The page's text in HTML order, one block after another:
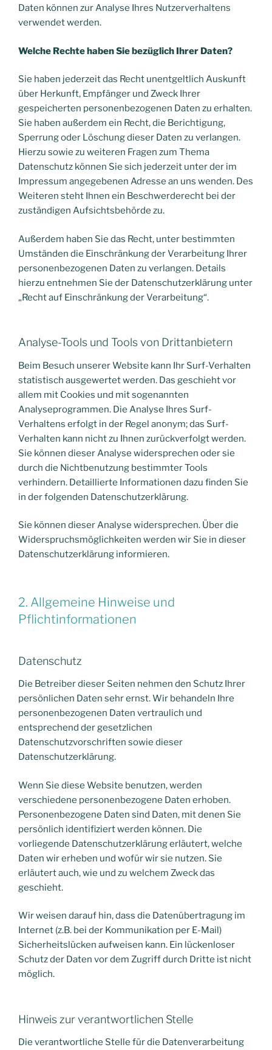
Daten können zur Analyse Ihres Nutzerverhaltens
verwendet werden.
Welche Rechte haben Sie bezüglich Ihrer Daten?
Sie haben jederzeit das Recht unentgeltlich Auskunft
über Herkunft, Empfänger und Zweck Ihrer
gespeicherten personenbezogenen Daten zu erhalten.
Sie haben außerdem ein Recht, die Berichtigung,
Sperrung oder Löschung dieser Daten zu verlangen.
Hierzu sowie zu weiteren Fragen zum Thema
Datenschutz können Sie sich jederzeit unter der im
Impressum angegebenen Adresse an uns wenden. Des
Weiteren steht Ihnen ein Beschwerderecht bei der
zuständigen Aufsichtsbehörde zu.
Außerdem haben Sie das Recht, unter bestimmten
Umständen die Einschränkung der Verarbeitung Ihrer
personenbezogenen Daten zu verlangen. Details
hierzu entnehmen Sie der Datenschutzerklärung unter
„Recht auf Einschränkung der Verarbeitung“.
Analyse-Tools und Tools von Drittanbietern
Beim Besuch unserer Website kann Ihr Surf-Verhalten
statistisch ausgewertet werden. Das geschieht vor
allem mit Cookies und mit sogenannten
Analyseprogrammen. Die Analyse Ihres Surf-
Verhaltens erfolgt in der Regel anonym; das Surf-
Verhalten kann nicht zu Ihnen zurückverfolgt werden.
Sie können dieser Analyse widersprechen oder sie
durch die Nichtbenutzung bestimmter Tools
verhindern. Detaillierte Informationen dazu finden Sie
in der folgenden Datenschutzerklärung.
Sie können dieser Analyse widersprechen. Über die
Widerspruchsmöglichkeiten werden wir Sie in dieser
Datenschutzerklärung informieren.
2. Allgemeine Hinweise und
Pflichtinformationen
Datenschutz
Die Betreiber dieser Seiten nehmen den Schutz Ihrer
persönlichen Daten sehr ernst. Wir behandeln Ihre
personenbezogenen Daten vertraulich und
entsprechend der gesetzlichen
Datenschutzvorschriften sowie dieser
Datenschutzerklärung.
Wenn Sie diese Website benutzen, werden
verschiedene personenbezogene Daten erhoben.
Personenbezogene Daten sind Daten, mit denen Sie
persönlich identifiziert werden können. Die
vorliegende Datenschutzerklärung erläutert, welche
Daten wir erheben und wofür wir sie nutzen. Sie
erläutert auch, wie und zu welchem Zweck das
geschieht.
Wir weisen darauf hin, dass die Datenübertragung im
Internet (z.B. bei der Kommunikation per E-Mail)
Sicherheitslücken aufweisen kann. Ein lückenloser
Schutz der Daten vor dem Zugriff durch Dritte ist nicht
möglich.
Hinweis zur verantwortlichen Stelle
Die verantwortliche Stelle für die Datenverarbeitung